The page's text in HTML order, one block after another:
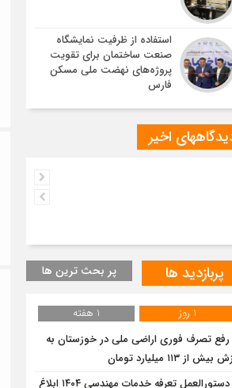
استفاده از ظرفیت نمایشگاه
صنعت ساختمان برای تقویت
پروژه‌های نهضت ملی مسکن
فارس
اخیر
پربازدید ها پر بحث ترین ها
1 روز
1 هفته
رفع تصرف فوری اراضی ملی در خوزستان به
از ۱۱۳ میلیارد تومان
دستورالعمل تعرفه خدمات مهندسی ۱۴۰۴ ابلاغ